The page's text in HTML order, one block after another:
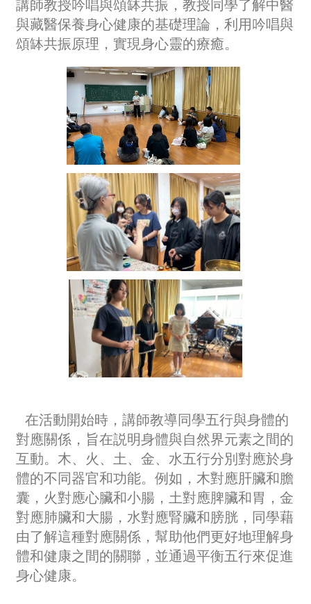
講師教授吟唱與頌缽共振，教授同學了解中醫
與藏醫保養身心健康的基礎理論，利用吟唱與
頌缽共振原理，實現身心靈的療癒。
在活動開始時，講師教導同學五行與身體的
對應關係，旨在説明身體與自然界元素之間的
互動。木、火、土、金、水五行分別對應於身
體的不同器官和功能。例如，木對應肝臟和膽
囊，火對應心臟和小腸，土對應脾臟和胃，金
對應肺臟和大腸，水對應腎臟和膀胱，同學藉
由了解這種對應關係，幫助他們更好地理解身
體和健康之間的關聯，並通過平衡五行來促進
身心健康。